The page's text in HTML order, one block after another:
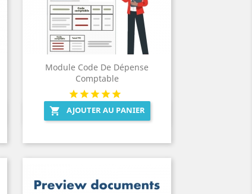
Module Code De Dépense
Comptable
 AJOUTER AU PANIER
Aperçu rapide